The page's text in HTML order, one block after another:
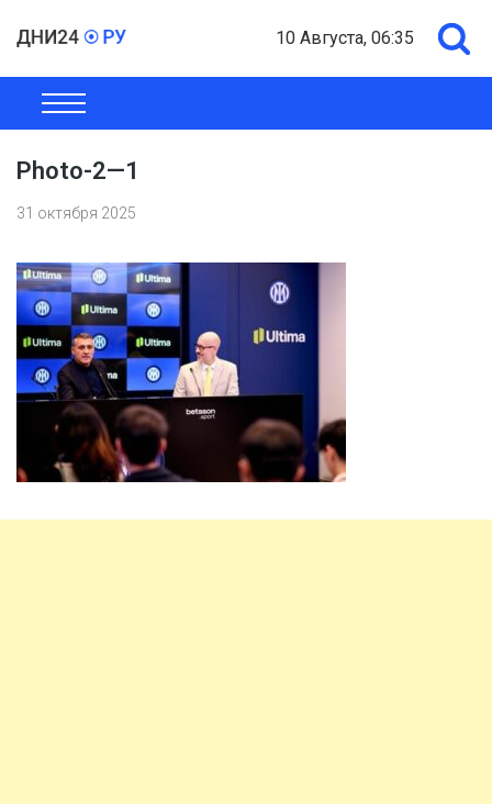
10 Августа, 06:35
ОБЩЕСТВО
Photo-2—1
31 октября 2025